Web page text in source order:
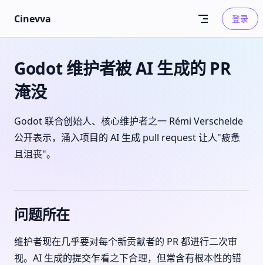
Skip to content
Cinevva 登录
Godot 维护者被 AI 生成的 PR
淹没
Godot 联合创始人、核心维护者之一 Rémi Verschelde
公开表示，涌入项目的 AI 生成 pull request 让人"疲惫
且沮丧"。
问题所在
维护者现在几乎要对每个新贡献者的 PR 都进行二次审
视。AI 生成的提交乍看之下合理，但常含有根本性的错